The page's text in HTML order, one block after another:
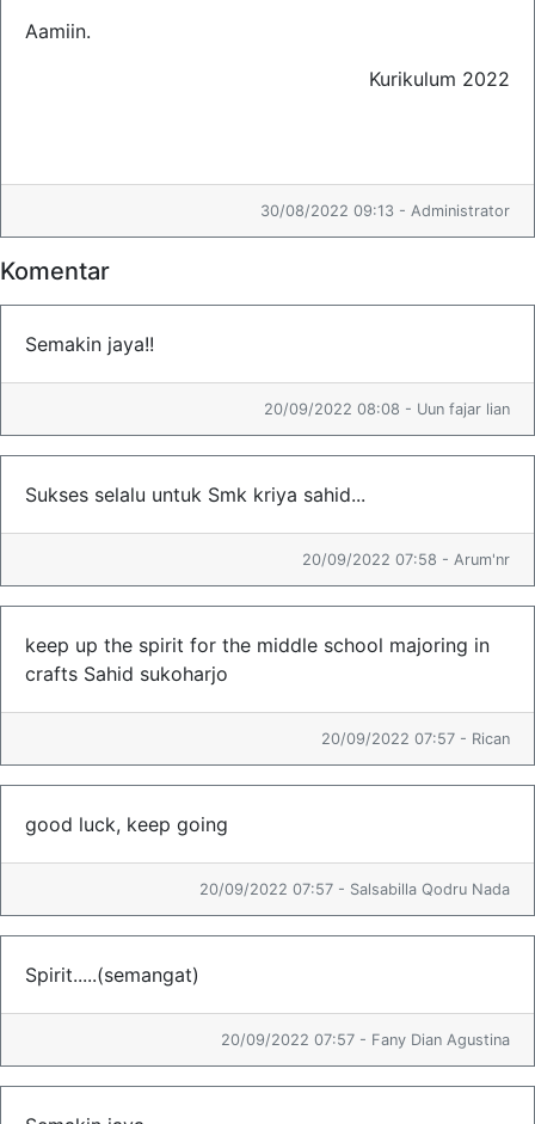
Aamiin.
Kurikulum 2022
30/08/2022 09:13 - Administrator
Komentar
Semakin jaya!!
20/09/2022 08:08 - Uun fajar lian
Sukses selalu untuk Smk kriya sahid...
20/09/2022 07:58 - Arum'nr
keep up the spirit for the middle school majoring in
crafts Sahid sukoharjo
20/09/2022 07:57 - Rican
good luck, keep going
20/09/2022 07:57 - Salsabilla Qodru Nada
Spirit.....(semangat)
20/09/2022 07:57 - Fany Dian Agustina